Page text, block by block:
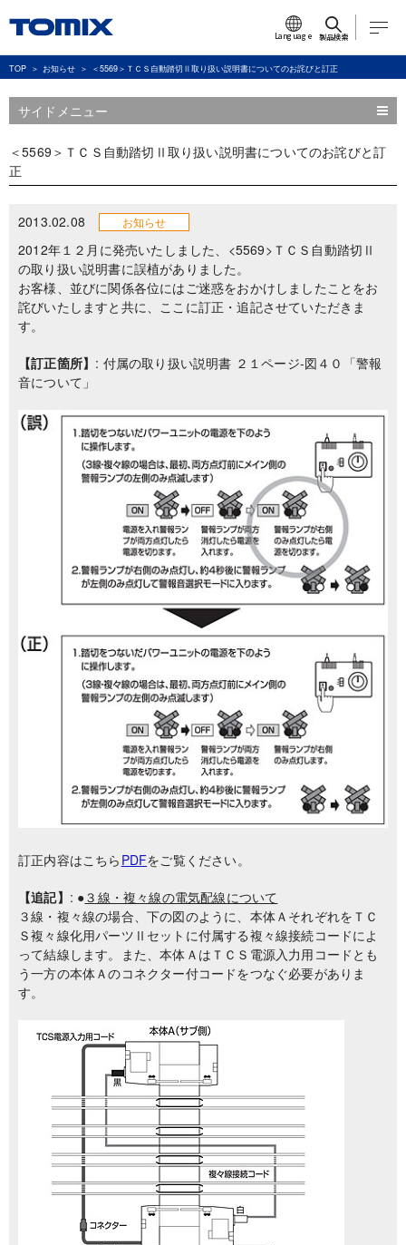
Language 製品検索
TOP お知らせ ＜5569＞ＴＣＳ自動踏切Ⅱ取り扱い説明書についてのお詫びと訂正
サイドメニュー
＜5569＞ＴＣＳ自動踏切Ⅱ取り扱い説明書についてのお詫びと訂
正
2013.02.08 お知らせ
2012年１２月に発売いたしました、<5569>ＴＣＳ自動踏切Ⅱ
の取り扱い説明書に誤植がありました。
お客様、並びに関係各位にはご迷惑をおかけしましたことをお
詫びいたしますと共に、ここに訂正・追記させていただきま
す。
【訂正箇所】 : 付属の取り扱い説明書 ２１ページ-図４０「警報
音について」
訂正内容はこちら PDFをご覧ください。
【追記】 : ●３線・複々線の電気配線について
３線・複々線の場合、下の図のように、本体ＡそれぞれをＴＣ
Ｓ複々線化用パーツⅡセットに付属する複々線接続コードによ
って結線します。また、本体ＡはＴＣＳ電源入力用コードとも
う一方の本体Ａのコネクター付コードをつなぐ必要がありま
す。